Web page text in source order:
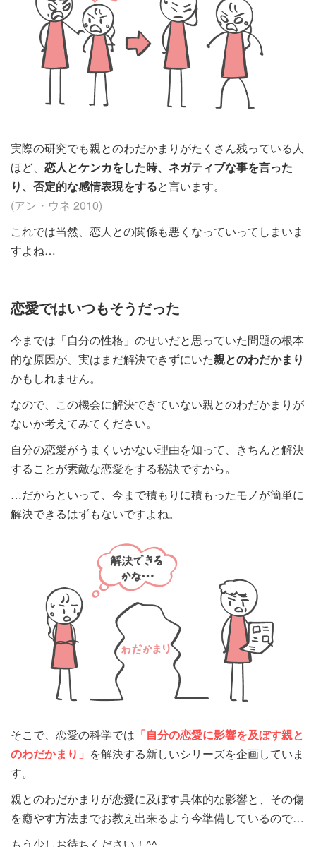
実際の研究でも親とのわだかまりがたくさん残っている人
ほど、 恋人とケンカをした時、ネガティブな事を言った
り、否定的な感情表現をすると言います。
(アン・ウネ 2010)
これでは当然、恋人との関係も悪くなっていってしまいま
すよね…
恋愛ではいつもそうだった
今までは「自分の性格」のせいだと思っていた問題の根本
的な原因が、実はまだ解決できずにいた親とのわだかまり
かもしれません。
なので、この機会に解決できていない親とのわだかまりが
ないか考えてみてください。
自分の恋愛がうまくいかない理由を知って、きちんと解決
することが素敵な恋愛をする秘訣ですから。
…だからといって、今まで積もりに積もったモノが簡単に
解決できるはずもないですよね。
そこで、恋愛の科学では 「自分の恋愛に影響を及ぼす親と
のわだかまり」 を解決する新しいシリーズを企画していま
す。
親とのわだかまりが恋愛に及ぼす具体的な影響と、その傷
を癒やす方法までお教え出来るよう今準備しているので…